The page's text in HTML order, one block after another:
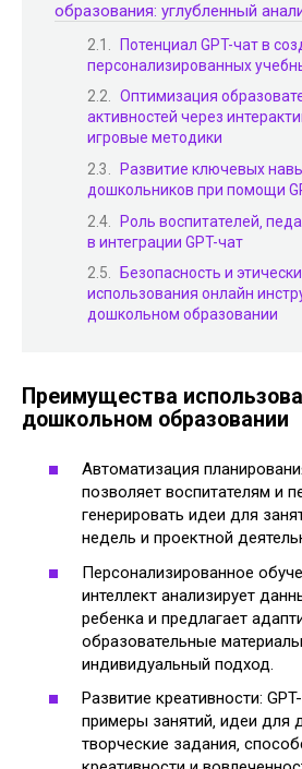
образования: углубленный
Потенциал GPT-чат в
персонализированных
Оптимизация
активностей через
игровые методики
Развитие ключевых
дошкольников при помощи
Роль воспитателей‚
в интеграции GPT-чат
Безопасность и
использования онлайн
дошкольном образовании
Преимущества
дошкольном образовании
Автоматизация
позволяет воспитателям и
генерировать идеи для
недель и проектной
Персонализированное
интеллект анализирует
ребенка и предлагает
образовательные
индивидуальный подход.
Развитие креативности:
примеры занятий‚ идеи для
творческие задания‚